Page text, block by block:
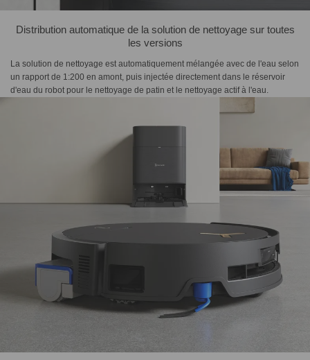
Distribution automatique de la solution de nettoyage sur toutes
les versions
La solution de nettoyage est automatiquement mélangée avec de l'eau selon
un rapport de 1:200 en amont, puis injectée directement dans le réservoir
d'eau du robot pour le nettoyage de patin et le nettoyage actif à l'eau.